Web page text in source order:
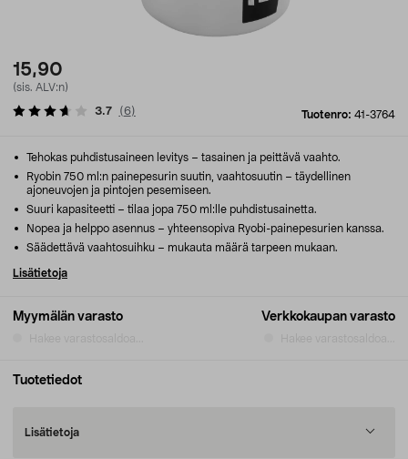
15,90
(sis. ALV:n)
Tuotenro: 41-3764
3.7 (6)
Myymälän varasto Verkkokaupan varasto
Tehokas puhdistusaineen levitys – tasainen ja peittävä vaahto.
Ryobin 750 ml:n painepesurin suutin, vaahtosuutin – täydellinen
ajoneuvojen ja pintojen pesemiseen.
Suuri kapasiteetti – tilaa jopa 750 ml:lle puhdistusainetta.
Nopea ja helppo asennus – yhteensopiva Ryobi-painepesurien kanssa.
Säädettävä vaahtosuihku – mukauta määrä tarpeen mukaan.
Lisätietoja
Tuotetiedot
Lisätietoja